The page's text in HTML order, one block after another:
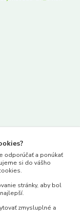
odporúčať a ponúkať
si do vášho
stránky, aby bol
zmysluplné a